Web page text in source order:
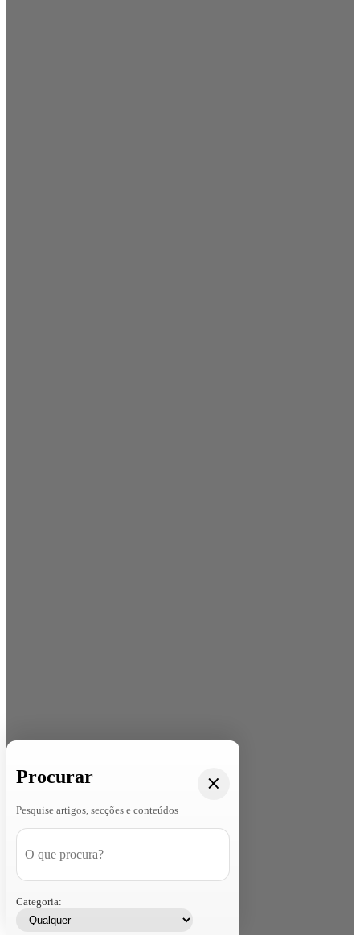
Procurar
Pesquise artigos, secções e conteúdos
Categoria: